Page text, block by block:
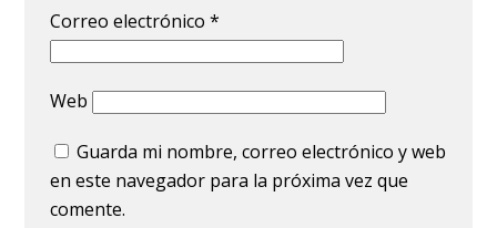
Correo electrónico*
Web
Guarda mi nombre, correo electrónico y web
en este navegador para la próxima vez que
comente.